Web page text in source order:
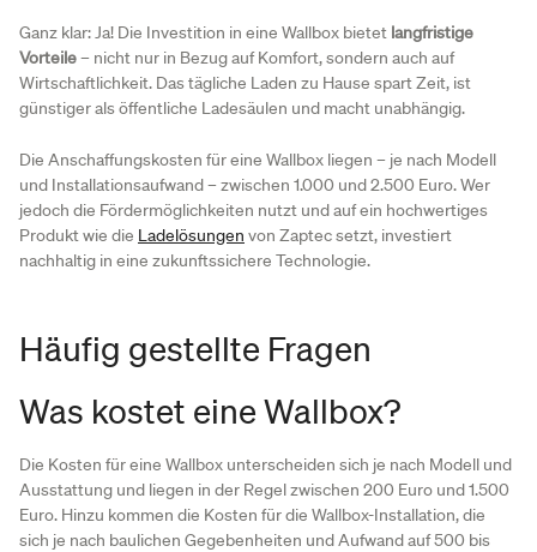
Ganz klar: Ja! Die Investition in eine Wallbox bietet langfristige
Vorteile– nicht nur in Bezug auf Komfort, sondern auch auf
Wirtschaftlichkeit. Das tägliche Laden zu Hause spart Zeit, ist
günstiger als öffentliche Ladesäulen und macht unabhängig.
Die Anschaffungskosten für eine Wallbox liegen – je nach Modell
und Installationsaufwand – zwischen 1.000 und 2.500 Euro. Wer
jedoch die Fördermöglichkeiten nutzt und auf ein hochwertiges
Produkt wie die Ladelösungen von Zaptec setzt, investiert
nachhaltig in eine zukunftssichere Technologie.
Häufig gestellte Fragen
Was kostet eine Wallbox?
Die Kosten für eine Wallbox unterscheiden sich je nach Modell und
Ausstattung und liegen in der Regel zwischen 200 Euro und 1.500
Euro. Hinzu kommen die Kosten für die Wallbox-Installation, die
sich je nach baulichen Gegebenheiten und Aufwand auf 500 bis